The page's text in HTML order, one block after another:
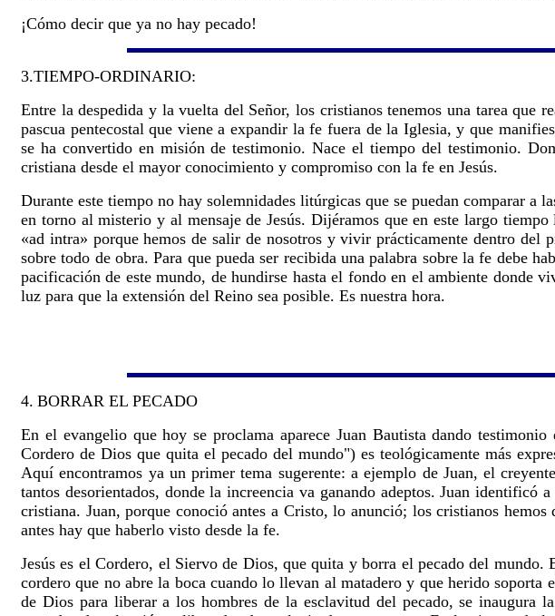
¡Cómo decir que ya no hay pecado!
3.TIEMPO-ORDINARIO:
Entre la despedida y la vuelta del Señor, los cristianos tenemos una tarea
pascua pentecostal que viene a expandir la fe fuera de la Iglesia, y que
se ha convertido en misión de testimonio. Nace el tiempo del testimonio.
cristiana desde el mayor conocimiento y compromiso con la fe en Jesús.
Durante este tiempo no hay solemnidades litúrgicas que se puedan comparar a
en torno al misterio y al mensaje de Jesús. Dijéramos que en este largo
«ad intra» porque hemos de salir de nosotros y vivir prácticamente dentro
sobre todo de obra. Para que pueda ser recibida una palabra sobre la fe debe
pacificación de este mundo, de hundirse hasta el fondo en el ambiente donde
luz para que la extensión del Reino sea posible. Es nuestra hora.
4. BORRAR EL PECADO
En el evangelio que hoy se proclama aparece Juan Bautista dando
Cordero de Dios que quita el pecado del mundo") es teológicamente más
Aquí encontramos ya un primer tema sugerente: a ejemplo de Juan, el
tantos desorientados, donde la increencia va ganando adeptos. Juan
cristiana. Juan, porque conoció antes a Cristo, lo anunció; los cristianos
antes hay que haberlo visto desde la fe.
Jesús es el Cordero, el Siervo de Dios, que quita y borra el pecado del
cordero que no abre la boca cuando lo llevan al matadero y que herido
de Dios para liberar a los hombres de la esclavitud del pecado, se